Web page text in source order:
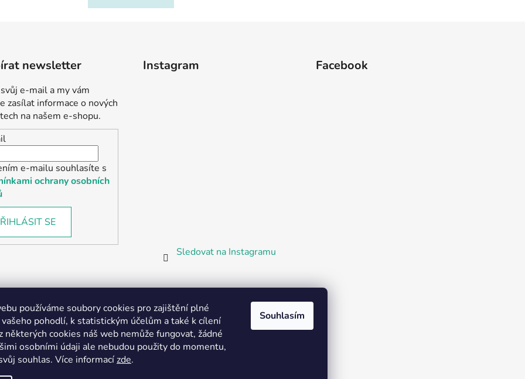
používáme soubory cookies pro zajištění plné
pohodlí, k statistickým účelům a také k cílení
některých cookies náš web nemůže fungovat, žádné
osobními údaji ale nebudou použity do momentu,
souhlas. Více informacízde.
Souhlasím
newsletter
e-mail a my vám
zasílat informace o nových
na našem e-shopu.
e-mailu souhlasíte s
ochrany osobních
SE
Instagram
Sledovat na Instagramu
Facebook
Partnerská prodejna Barefoot Plzeň